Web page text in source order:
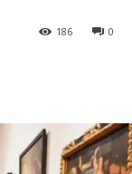
0
186